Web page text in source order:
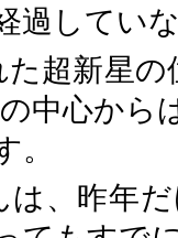
過してい
た超新星
の中心から
。
は、昨年